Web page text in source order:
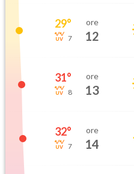
29°
7
ore
12
31°
8
ore
13
32°
7
ore
14